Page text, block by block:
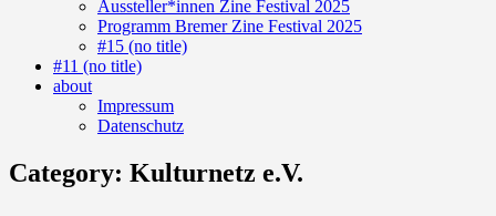
Aussteller*innen Zine Festival 2025
Programm Bremer Zine Festival 2025
#15 (no title)
#11 (no title)
about
Impressum
Datenschutz
Category: Kulturnetz e.V.